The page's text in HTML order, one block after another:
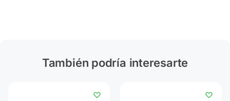
También podría interesarte